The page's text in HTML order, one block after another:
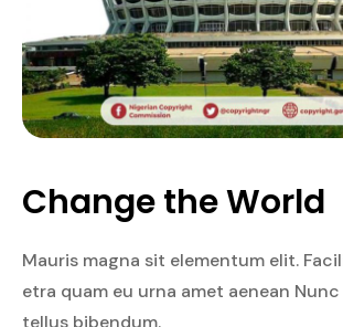
Change the World
Mauris magna sit elementum elit.
etra quam eu urna amet aenean
tellus bibendum.